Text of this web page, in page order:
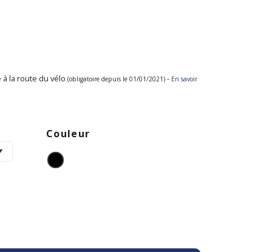
à la route du vélo (obligatoire depuis le 01/01/2021) - En savoir
Couleur